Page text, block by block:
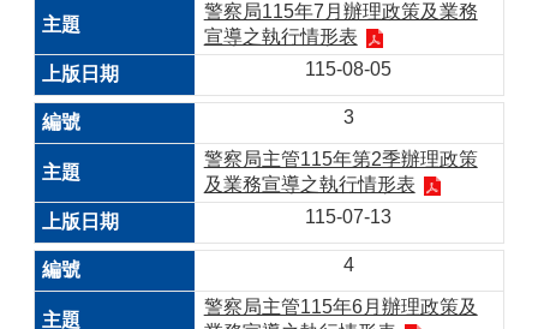
警察局115年7月辦理政策及業務
宣導之執行情形表
115-08-05
3
警察局主管115年第2季辦理政策
及業務宣導之執行情形表
115-07-13
4
警察局主管115年6月辦理政策及